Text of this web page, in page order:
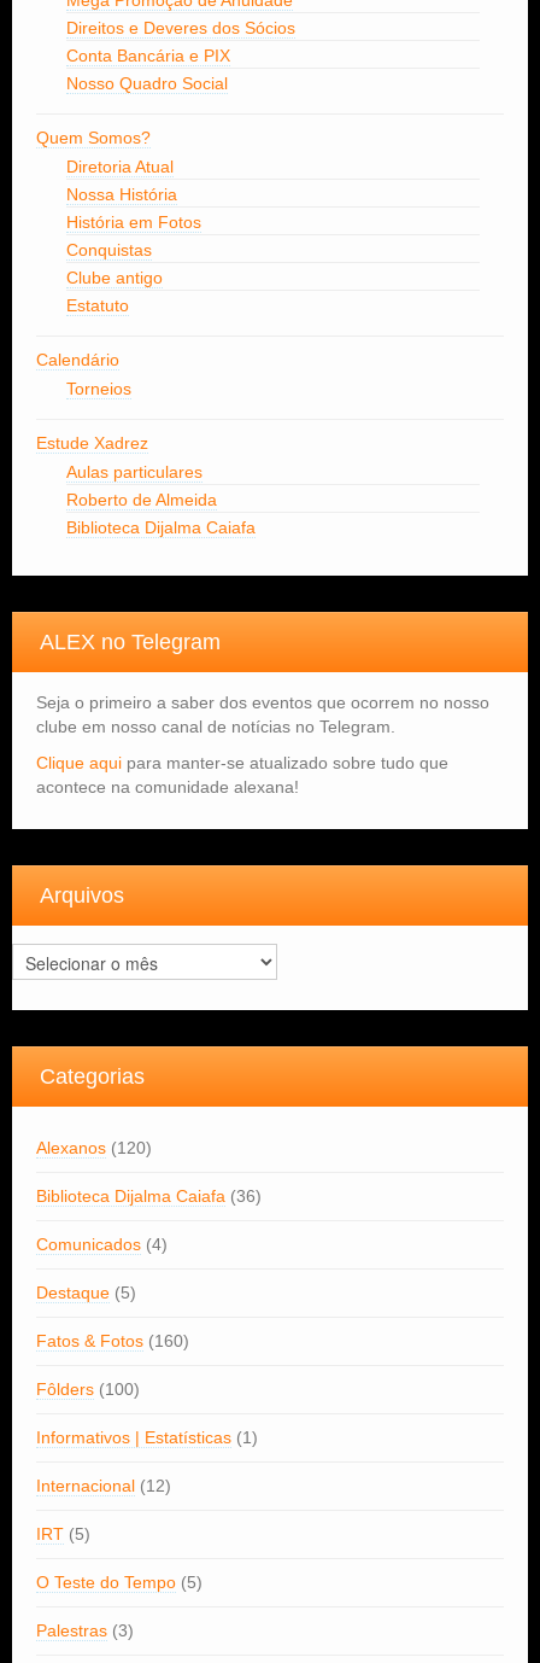
Direitos e Deveres dos Sócios
Conta Bancária e PIX
Nosso Quadro Social
Quem Somos?
Diretoria Atual
Nossa História
História em Fotos
Conquistas
Clube antigo
Estatuto
Calendário
Torneios
Estude Xadrez
Aulas particulares
Roberto de Almeida
Biblioteca Dijalma Caiafa
ALEX no Telegram
Seja o primeiro a saber dos eventos que ocorrem no nosso
clube em nosso canal de notícias no Telegram.
Clique aqui para manter-se atualizado sobre tudo que
acontece na comunidade alexana!
Arquivos
Arquivos
Categorias
Alexanos (120)
Biblioteca Dijalma Caiafa (36)
Comunicados (4)
Destaque (5)
Fatos & Fotos (160)
Fôlders (100)
Informativos | Estatísticas (1)
Internacional (12)
IRT (5)
O Teste do Tempo (5)
Palestras (3)